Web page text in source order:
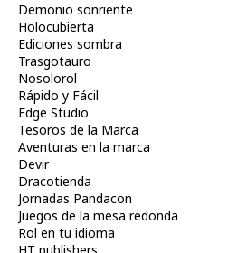
Demonio sonriente
Holocubierta
Ediciones sombra
Trasgotauro
Nosolorol
Rápido y Fácil
Edge Studio
Tesoros de la Marca
Aventuras en la marca
Devir
Dracotienda
Jornadas Pandacon
Juegos de la mesa redonda
Rol en tu idioma